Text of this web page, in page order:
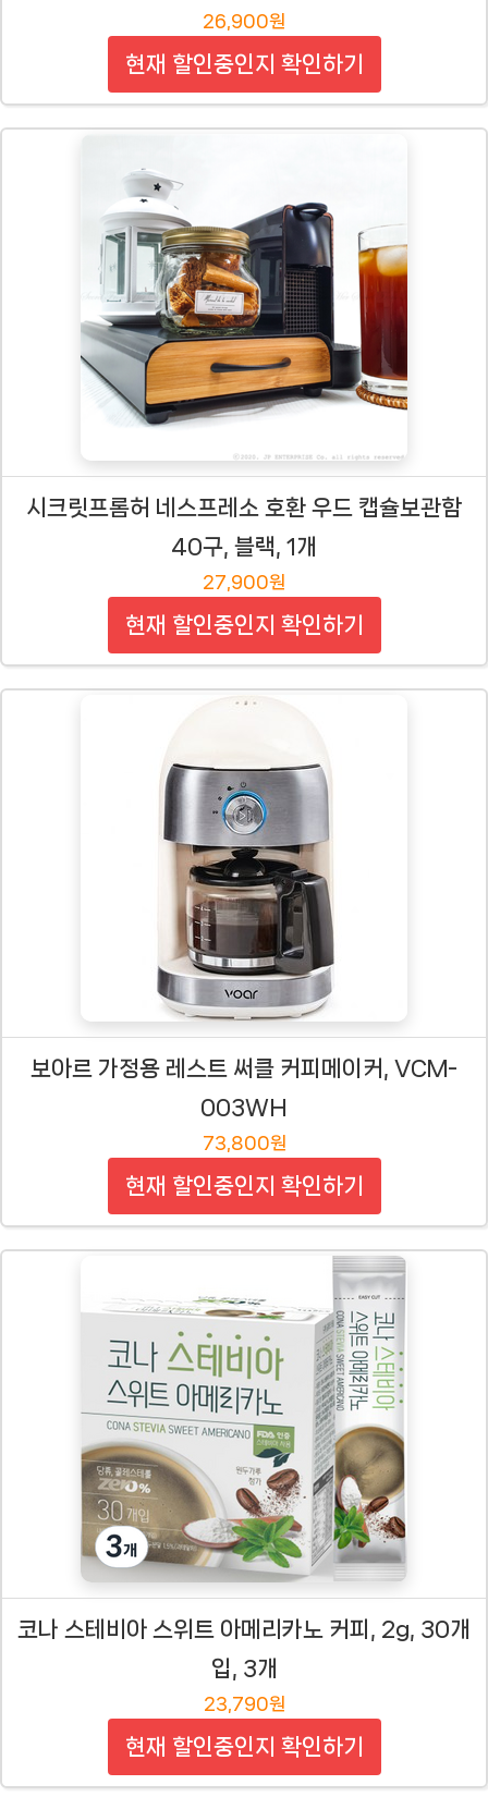
26,900원
현재 할인중인지 확인하기
시크릿프롬허 네스프레소 호환 우드 캡슐보관함
40구, 블랙, 1개
27,900원
현재 할인중인지 확인하기
보아르 가정용 레스트 써클 커피메이커, VCM-
003WH
73,800원
현재 할인중인지 확인하기
코나 스테비아 스위트 아메리카노 커피, 2g, 30개
입, 3개
23,790원
현재 할인중인지 확인하기